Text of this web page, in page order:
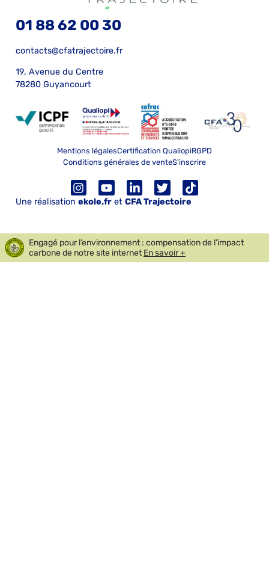
01 88 62 00 30
contacts@cfatrajectoire.fr
19, Avenue du Centre
78280 Guyancourt
Mentions légalesCertification QualiopiRGPD
Conditions générales de venteS'inscrire
Une réalisation ekole.fr et CFA Trajectoire
Engagé pour l’environnement : compensation de l’impact
carbone de notre site internetEn savoir +